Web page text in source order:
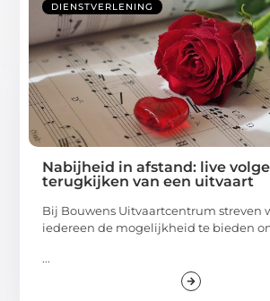
DIENSTVERLENING
Nabijheid in afstand: live
terugkijken van een uitvaart
Bij Bouwens Uitvaartcentrum streven
iedereen de mogelijkheid te bieden
...